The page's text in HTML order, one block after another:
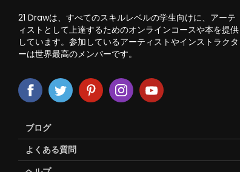
21 Drawは、すべてのスキルレベルの学生向けに、アーテ
ィストとして上達するためのオンラインコースや本を提供
しています。参加しているアーティストやインストラクタ
ーは世界最高のメンバーです。
ブログ
よくある質問